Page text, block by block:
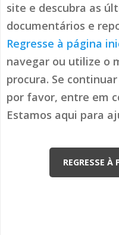
site e descubra as
documentários e
Regresse à página
navegar ou utilize o
procura. Se
por favor, entre em
Estamos aqui para
REGRESSE